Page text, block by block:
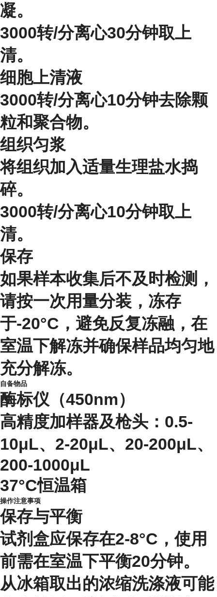
凝。
3000转/分离心30分钟取上
清。
细胞上清液
3000转/分离心10分钟去除颗
粒和聚合物。
组织匀浆
将组织加入适量生理盐水捣
碎。
3000转/分离心10分钟取上
清。
保存
如果样本收集后不及时检测，
请按一次用量分装，冻存
于-20°C，避免反复冻融，在
室温下解冻并确保样品均匀地
充分解冻。
自备物品
酶标仪（450nm）
高精度加样器及枪头：0.5-
10μL、2-20μL、20-200μL、
200-1000μL
37°C恒温箱
操作注意事项
保存与平衡
试剂盒应保存在2-8°C，使用
前需在室温下平衡20分钟。
从冰箱取出的浓缩洗涤液可能